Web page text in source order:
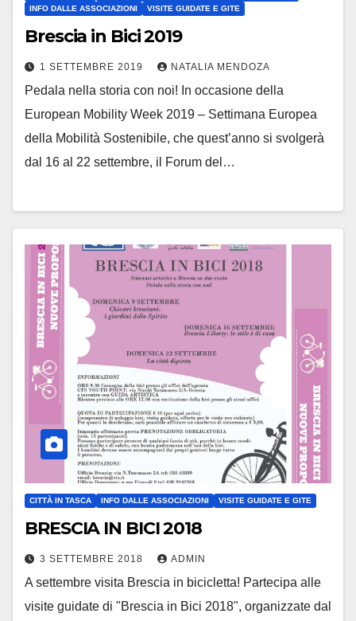
INFO DALLE ASSOCIAZIONI
VISITE GUIDATE E GITE
Brescia in Bici 2019
1 SETTEMBRE 2019 NATALIA MENDOZA
Pedala nella storia con noi! In occasione della
European Mobility Week 2019 – Settimana Europea
della Mobilità Sostenibile, che quest’anno si svolgerà
dal 16 al 22 settembre, il Forum del…
CITTÀ IN TASCA INFO DALLE ASSOCIAZIONI VISITE GUIDATE E GITE
BRESCIA IN BICI 2018
3 SETTEMBRE 2018 ADMIN
A settembre visita Brescia in bicicletta! Partecipa alle
visite guidate di "Brescia in Bici 2018", organizzate dal